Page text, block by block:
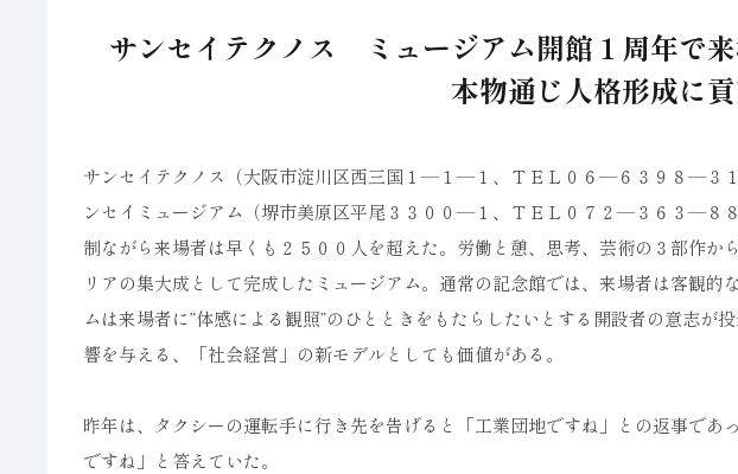
サンセイテクノス ミュージアム開館１周年で
本物通じ人格形成に
サンセイテクノス（大阪市淀川区西三国１―１―１、ＴＥＬ０６―６３９８―３
ンセイミュージアム（堺市美原区平尾３３００―１、ＴＥＬ０７２―３６３―８
制ながら来場者は早くも２５００人を超えた。労働と憩、思考、芸術の３部作か
リアの集大成として完成したミュージアム。通常の記念館では、来場者は客観的
ムは来場者に”体感による観照”のひとときをもたらしたいとする開設者の意志が
響を与える、「社会経営」の新モデルとしても価値がある。
昨年は、タクシーの運転手に行き先を告げると「工業団地ですね」との返事であ
ですね」と答えていた。